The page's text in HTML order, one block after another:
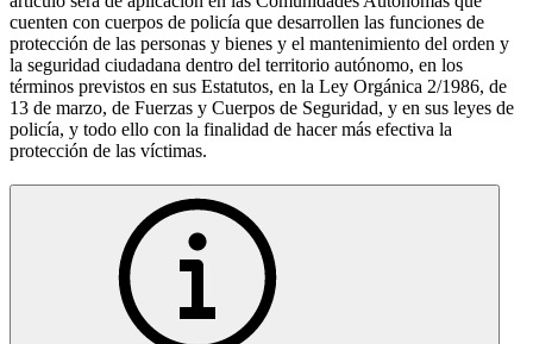
cuenten con cuerpos de policía que desarrollen las funciones de
protección de las personas y bienes y el mantenimiento del orden y
la seguridad ciudadana dentro del territorio autónomo, en los
términos previstos en sus Estatutos, en la Ley Orgánica 2/1986, de
13 de marzo, de Fuerzas y Cuerpos de Seguridad, y en sus leyes de
policía, y todo ello con la finalidad de hacer más efectiva la
protección de las víctimas.